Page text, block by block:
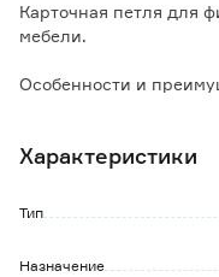
Карточная петля для
мебели.
Особенности и
- изготовлена из
Характеристики
Тип
Назначение